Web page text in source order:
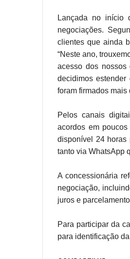
Lançada no início
negociações.
clientes que ainda
“Neste ano,
acesso dos nossos
decidimos
foram firmados mais
Pelos canais
acordos em
disponível 24 horas
tanto via WhatsApp
A concessionária
negociação,
juros e
Para participar da
para identificação